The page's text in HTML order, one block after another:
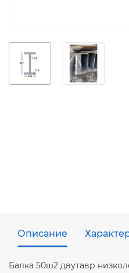
Описание
Балка 50ш2 двутавр